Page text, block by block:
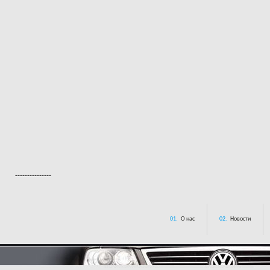
---------------
01. О нас 02. Новости